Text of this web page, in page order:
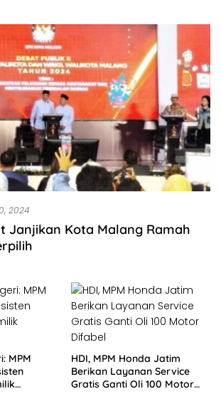
2024
Janjikan Kota Malang Ramah
MPM
HDI, MPM Honda Jatim
Berikan Layanan Service
Gratis Ganti Oli 100 Motor